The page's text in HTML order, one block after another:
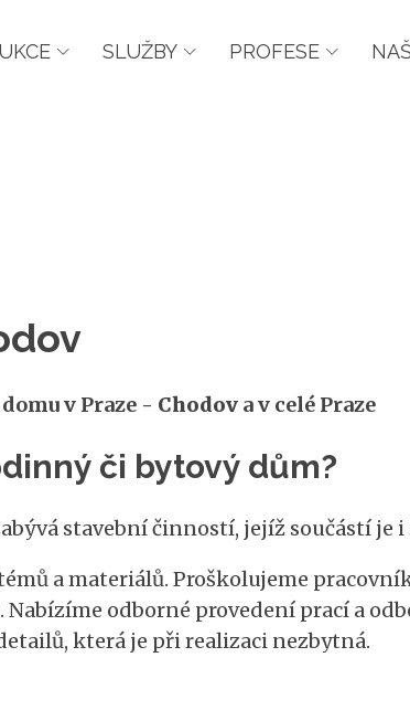
SLUŽBY PROFESE
v Praze - Chodov a v celé Praze
či bytový dům?
stavební činností, jejíž součástí je
a materiálů. Proškolujeme
odborné provedení prací a
která je při realizaci nezbytná.